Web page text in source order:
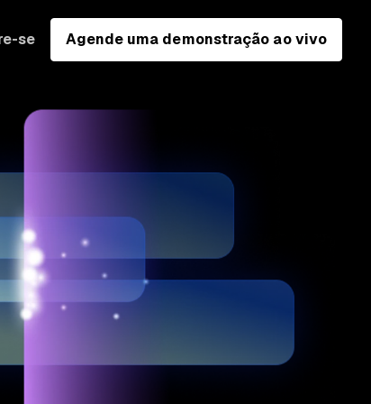
se Agende uma demonstração ao vivo